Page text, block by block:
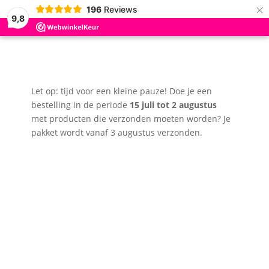
9,8
196 Reviews ×
Let op: tijd voor een kleine pauze! Doe je een
bestelling in de periode 15 juli tot 2 augustus
met producten die verzonden moeten worden? Je
pakket wordt vanaf 3 augustus verzonden.